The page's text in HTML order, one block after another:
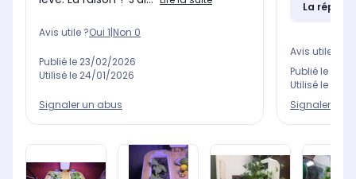
Avis utile ?Oui 1 Non 0
Publié le 23/02/2026
Utilisé le 24/01/2026
Signaler un abus
La
Avis utile ?
Publié le
Utilisé le
Signaler un